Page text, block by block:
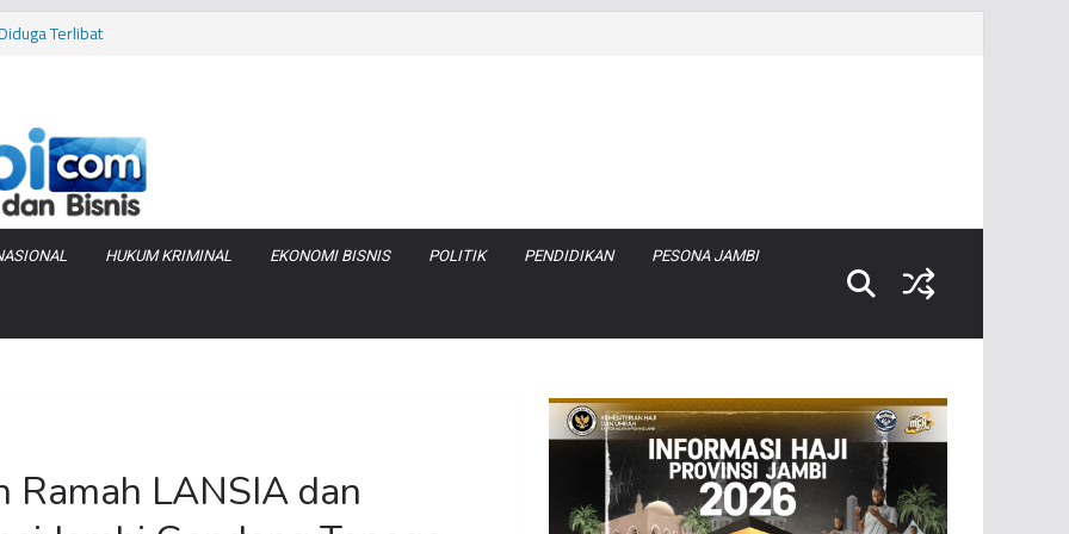
Terlibat
Jadi Rp
Zenix di
HUKUM KRIMINAL EKONOMI BISNIS POLITIK PENDIDIKAN PESONA JAMBI
Ramah LANSIA dan